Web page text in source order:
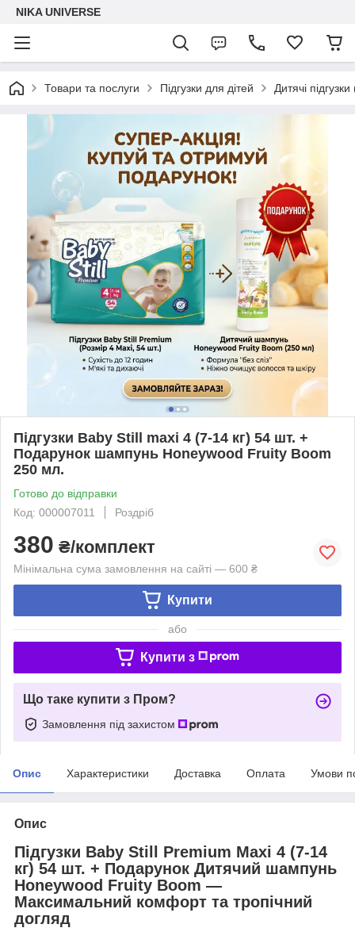
NIKA UNIVERSE
Товари та послуги Підгузки для дітей Дитячі
Підгузки Baby Still maxi 4 (7-14 кг) 54 шт. +
Подарунок шампунь Honeywood Fruity Boom
250 мл.
Готово до відправки
Код: 000007011
Роздріб
380 ₴/комплект
Мінімальна сума замовлення на сайті — 600 ₴
Купити
або
Купити з
Що таке купити з Пром?
Замовлення під захистом
Опис Характеристики Доставка Оплата Умови
Опис
Підгузки Baby Still Premium Maxi 4 (7-14
кг) 54 шт. + Подарунок Дитячий шампунь
Honeywood Fruity Boom —
Максимальний комфорт та тропічний
догляд